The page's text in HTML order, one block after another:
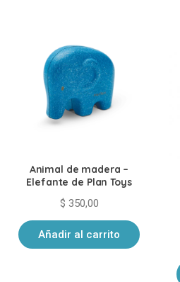
Animal de madera –
Elefante de Plan Toys
$ 350,00
Añadir al carrito